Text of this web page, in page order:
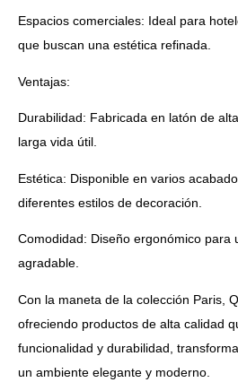
Espacios comerciales: Ideal para
que buscan una estética refinada.
Ventajas:
Durabilidad: Fabricada en latón de
larga vida útil.
Estética: Disponible en varios
diferentes estilos de decoración.
Comodidad: Diseño ergonómico para
agradable.
Con la maneta de la colección Paris,
ofreciendo productos de alta calidad
funcionalidad y durabilidad,
un ambiente elegante y moderno.